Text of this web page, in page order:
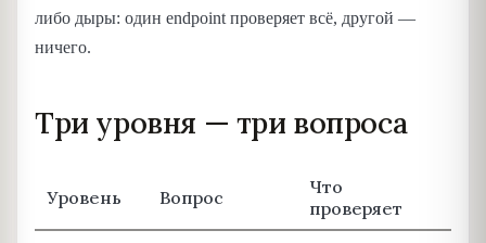
либо дыры: один endpoint проверяет всё, другой —
ничего.
Три уровня — три вопроса
Уровень Вопрос
Что
проверяет